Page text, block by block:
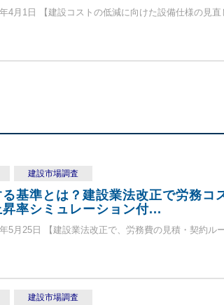
4月1日 【建設コストの低減に向けた設備仕様の見直
建設市場調査
基準とは？建設業法改正で労務コ
率シミュレーション付...
5月25日 【建設業法改正で、労務費の見積・契約ル
建設市場調査